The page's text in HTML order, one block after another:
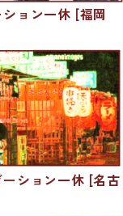
ョン一休 [福岡
ション一休 [名古